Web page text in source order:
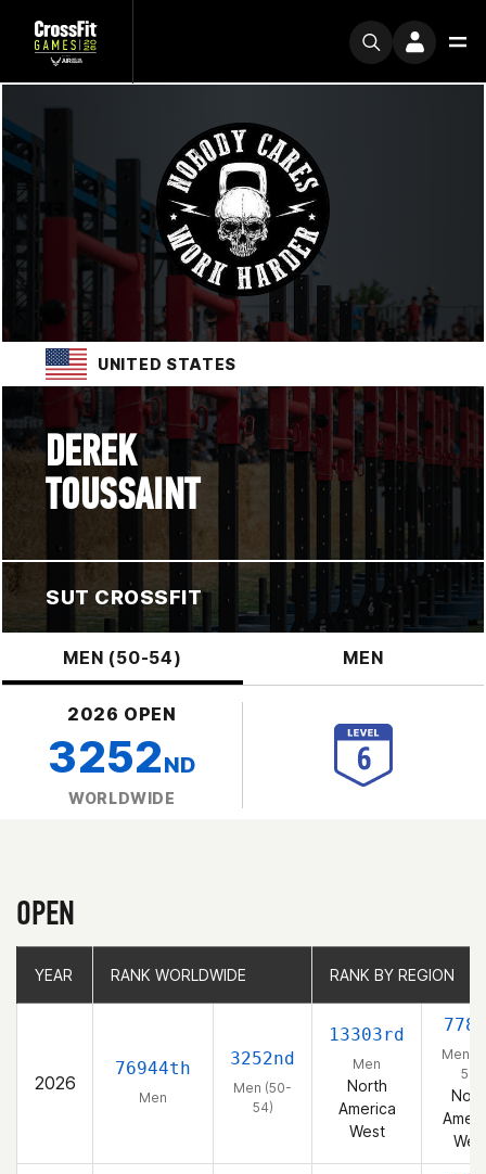
UNITED STATES
DEREK
TOUSSAINT
SUT CROSSFIT
MEN (50-54) MEN
2026 OPEN
3252ND
WORLDWIDE
OPEN
YEAR RANK WORLDWIDE RANK BY REGION
2026
76944th
Men
3252nd
Men (50-
54)
13303rd
Men
North
America
West
Men
54)
YEAR RANK WORLDWIDE RANK BY REGION